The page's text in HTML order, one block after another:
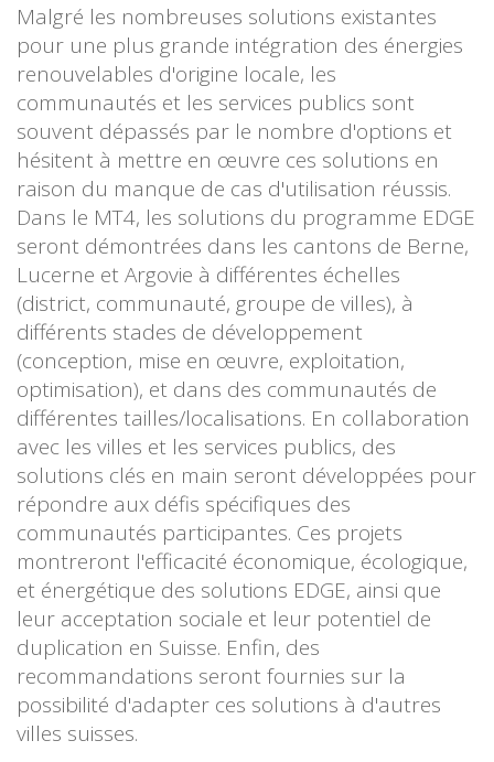
Malgré les nombreuses solutions existantes
pour une plus grande intégration des énergies
renouvelables d'origine locale, les
communautés et les services publics sont
souvent dépassés par le nombre d'options et
hésitent à mettre en œuvre ces solutions en
raison du manque de cas d'utilisation réussis.
Dans le MT4, les solutions du programme EDGE
seront démontrées dans les cantons de Berne,
Lucerne et Argovie à différentes échelles
(district, communauté, groupe de villes), à
différents stades de développement
(conception, mise en œuvre, exploitation,
optimisation), et dans des communautés de
différentes tailles/localisations. En collaboration
avec les villes et les services publics, des
solutions clés en main seront développées pour
répondre aux défis spécifiques des
communautés participantes. Ces projets
montreront l'efficacité économique, écologique,
et énergétique des solutions EDGE, ainsi que
leur acceptation sociale et leur potentiel de
duplication en Suisse. Enfin, des
recommandations seront fournies sur la
possibilité d'adapter ces solutions à d'autres
villes suisses.